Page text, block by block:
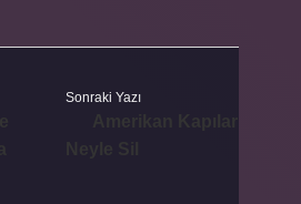
Sonraki Yazı